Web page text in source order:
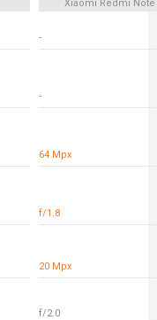
Xiaomi Redmi Note
-
-
64 Mpx
f/1.8
20 Mpx
f/2.0